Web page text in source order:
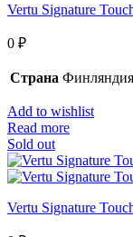
Vertu Signature
0 ₽
Страна Финляндия
Add to wishlist
Read more
Sold out
Vertu Signature